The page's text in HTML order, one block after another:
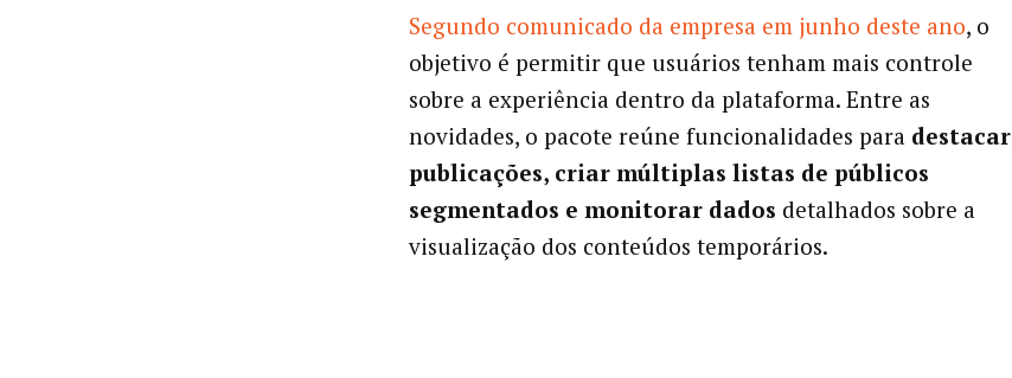
Segundo comunicado da empresa em junho deste ano, o
objetivo é permitir que usuários tenham mais controle
sobre a experiência dentro da plataforma. Entre as
novidades, o pacote reúne funcionalidades para destacar
publicações, criar múltiplas listas de públicos
segmentados e monitorar dados detalhados sobre a
visualização dos conteúdos temporários.